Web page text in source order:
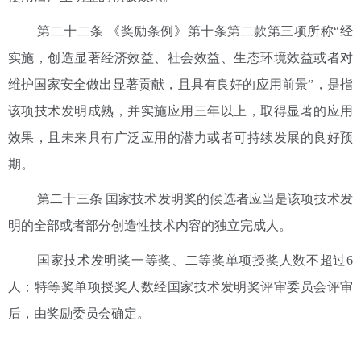
第二十二条 《奖励条例》第十条第二款第三项所称“经
实施，创造显著经济效益、社会效益、生态环境效益或者对
维护国家安全做出显著贡献，且具有良好的应用前景”，是指
该项技术发明成熟，并实施应用三年以上，取得显著的应用
效果，且未来具有广泛应用的潜力或者可持续发展的良好预
期。
第二十三条 国家技术发明奖的候选者应当是该项技术发
明的全部或者部分创造性技术内容的独立完成人。
国家技术发明奖一等奖、二等奖单项授奖人数不超过6
人；特等奖单项授奖人数经国家技术发明奖评审委员会评审
后，由奖励委员会确定。